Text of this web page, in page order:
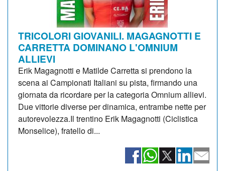
TRICOLORI GIOVANILI. MAGAGNOTTI E
CARRETTA DOMINANO L'OMNIUM
ALLIEVI
Erik Magagnotti e Matilde Carretta si prendono la
scena ai Campionati Italiani su pista, firmando una
giornata da ricordare per la categoria Omnium allievi.
Due vittorie diverse per dinamica, entrambe nette per
autorevolezza.Il trentino Erik Magagnotti (Ciclistica
Monselice), fratello di...